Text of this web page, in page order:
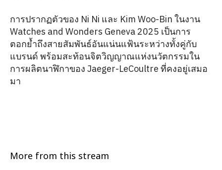
การปรากฏตัวของ Ni Ni และ Kim Woo-Bin ในงาน
Watches and Wonders Geneva 2025 เป็นการ
ตอกย้ำถึงสายสัมพันธ์อันแน่นแฟ้นระหว่างทั้งคู่กับ
แบรนด์ พร้อมสะท้อนจิตวิญญาณแห่งนวัตกรรมใน
การผลิตนาฬิกาของ Jaeger-LeCoultre ที่คงอยู่เสมอ
มา
More from this stream